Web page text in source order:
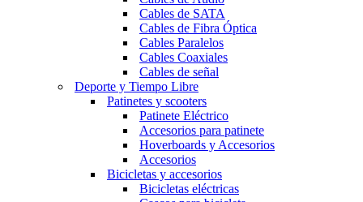
Cables de SATA
Cables de Fibra Óptica
Cables Paralelos
Cables Coaxiales
Cables de señal
Deporte y Tiempo Libre
Patinetes y scooters
Patinete Eléctrico
Accesorios para patinete
Hoverboards y Accesorios
Accesorios
Bicicletas y accesorios
Bicicletas eléctricas